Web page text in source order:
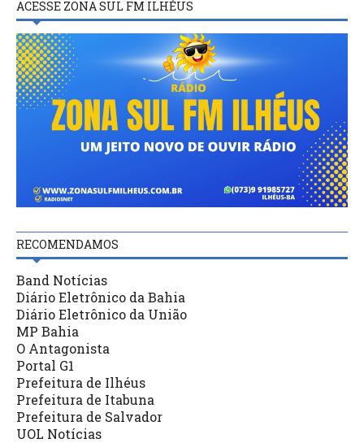
ACESSE ZONA SUL FM ILHÉUS
RECOMENDAMOS
Band Notícias
Diário Eletrônico da Bahia
Diário Eletrônico da União
MP Bahia
O Antagonista
Portal G1
Prefeitura de Ilhéus
Prefeitura de Itabuna
Prefeitura de Salvador
UOL Notícias